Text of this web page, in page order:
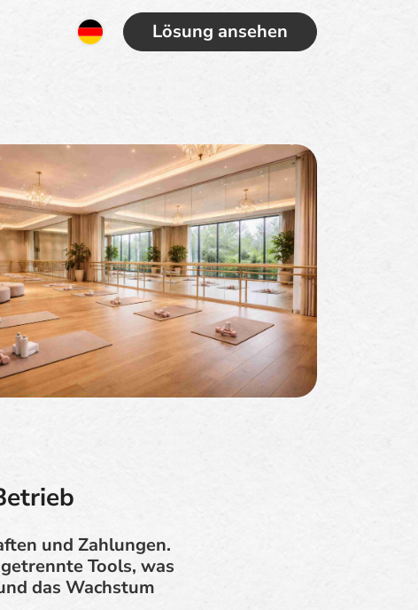
Lösung ansehen
und Zahlungen.
Tools, was
das Wachstum